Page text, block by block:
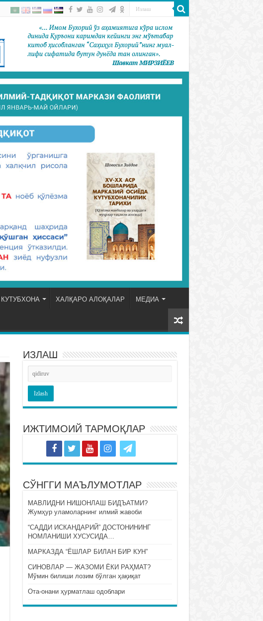
КУТУБХОНА ХАЛҚАРО АЛОҚАЛАР МЕДИА
ИЗЛАШ
ИЖТИМОИЙ ТАРМОҚЛАР
СЎНГГИ МАЪЛУМОТЛАР
МАВЛИДНИ НИШОНЛАШ БИДЪАТМИ?
Жумҳур уламоларнинг илмий жавоби
“САДДИ ИСКАНДАРИЙ” ДОСТОНИНИНГ
НОМЛАНИШИ ХУСУСИДА…
МАРКАЗДА “ЁШЛАР БИЛАН БИР КУН”
СИНОВЛАР — ЖАЗОМИ ЁКИ РАҲМАТ?
Мўмин билиши лозим бўлган ҳақиқат
Ота-онани ҳурматлаш одоблари